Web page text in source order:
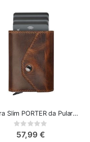
Carteira Slim PORTER da Pularys
Rating:
57,99 €